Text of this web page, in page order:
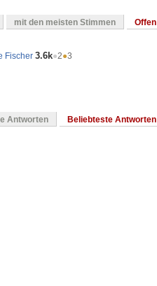
mit den meisten Stimmen Offen
Fischer 3.6k●2●3
Antworten Beliebteste Antworten